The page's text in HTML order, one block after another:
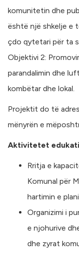
komunitetin dhe
është një shkelje e
çdo qytetari për ta
Objektivi 2:
parandalimin dhe
kombëtar dhe lokal.
Projektit do të
mënyrën e
Aktivitetet
Rritja e
Komunal për
hartimin e
Organizimi i
e njohurive
dhe zyrat